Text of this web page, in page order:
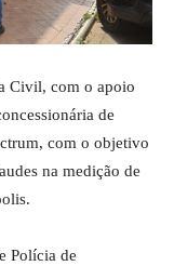
Civil, com o apoio
de
com o objetivo
na medição de
Polícia de